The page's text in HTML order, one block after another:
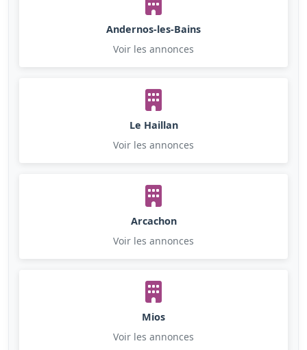
Andernos-les-Bains
Voir les annonces
Le Haillan
Voir les annonces
Arcachon
Voir les annonces
Mios
Voir les annonces